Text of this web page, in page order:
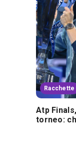
Racchette
Atp
torneo: